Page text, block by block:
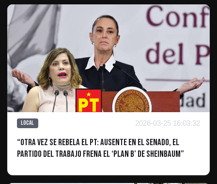
Local 2026-03-25 16:03:32
“Otra vez se rebela el PT: ausente en el Senado, el
Partido del Trabajo frena el ‘Plan B’ de Sheinbaum”